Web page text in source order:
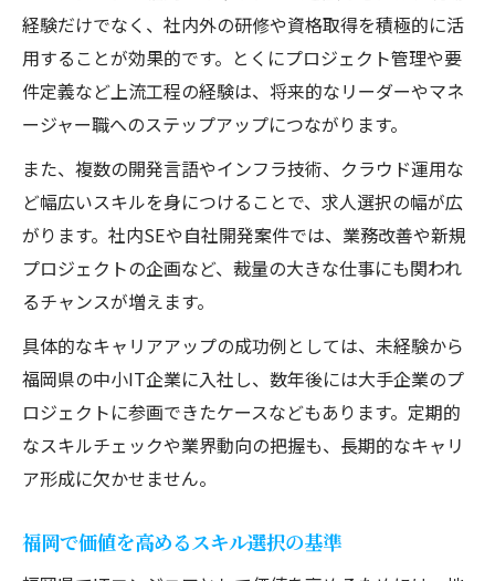
経験だけでなく、社内外の研修や資格取得を積極的に活
用することが効果的です。とくにプロジェクト管理や要
件定義など上流工程の経験は、将来的なリーダーやマネ
ージャー職へのステップアップにつながります。
また、複数の開発言語やインフラ技術、クラウド運用な
ど幅広いスキルを身につけることで、求人選択の幅が広
がります。社内SEや自社開発案件では、業務改善や新規
プロジェクトの企画など、裁量の大きな仕事にも関われ
るチャンスが増えます。
具体的なキャリアアップの成功例としては、未経験から
福岡県の中小IT企業に入社し、数年後には大手企業のプ
ロジェクトに参画できたケースなどもあります。定期的
なスキルチェックや業界動向の把握も、長期的なキャリ
ア形成に欠かせません。
福岡で価値を高めるスキル選択の基準